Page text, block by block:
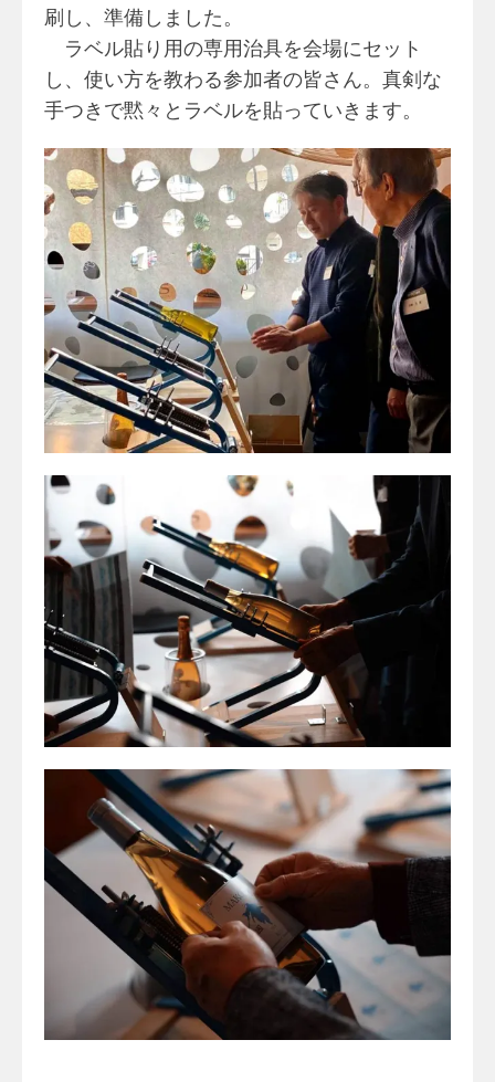
刷し、準備しました。
ラベル貼り用の専用治具を会場にセット
し、使い方を教わる参加者の皆さん。真剣な
手つきで黙々とラベルを貼っていきます。